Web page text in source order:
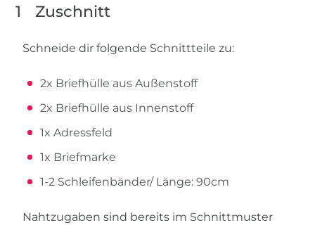
1 Zuschnitt
Schneide dir folgende Schnittteile zu:
2x Briefhülle aus Außenstoff
2x Briefhülle aus Innenstoff
1x Adressfeld
1x Briefmarke
1-2 Schleifenbänder/ Länge: 90cm
Nahtzugaben sind bereits im Schnittmuster